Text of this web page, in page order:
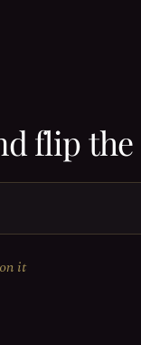
flip the
it